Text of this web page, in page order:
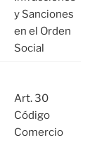
y Sanciones
en el Orden
Social
Art. 30
Código
Comercio